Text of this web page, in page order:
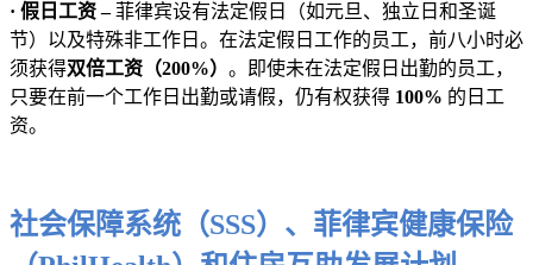
· 假日工资 –菲律宾设有法定假日（如元旦、独立日和圣诞
节）以及特殊非工作日。在法定假日工作的员工，前八小时必
须获得双倍工资（200%） 。即使未在法定假日出勤的员工，
只要在前一个工作日出勤或请假，仍有权获得 100% 的日工
资。
社会保障系统（SSS）、菲律宾健康保险